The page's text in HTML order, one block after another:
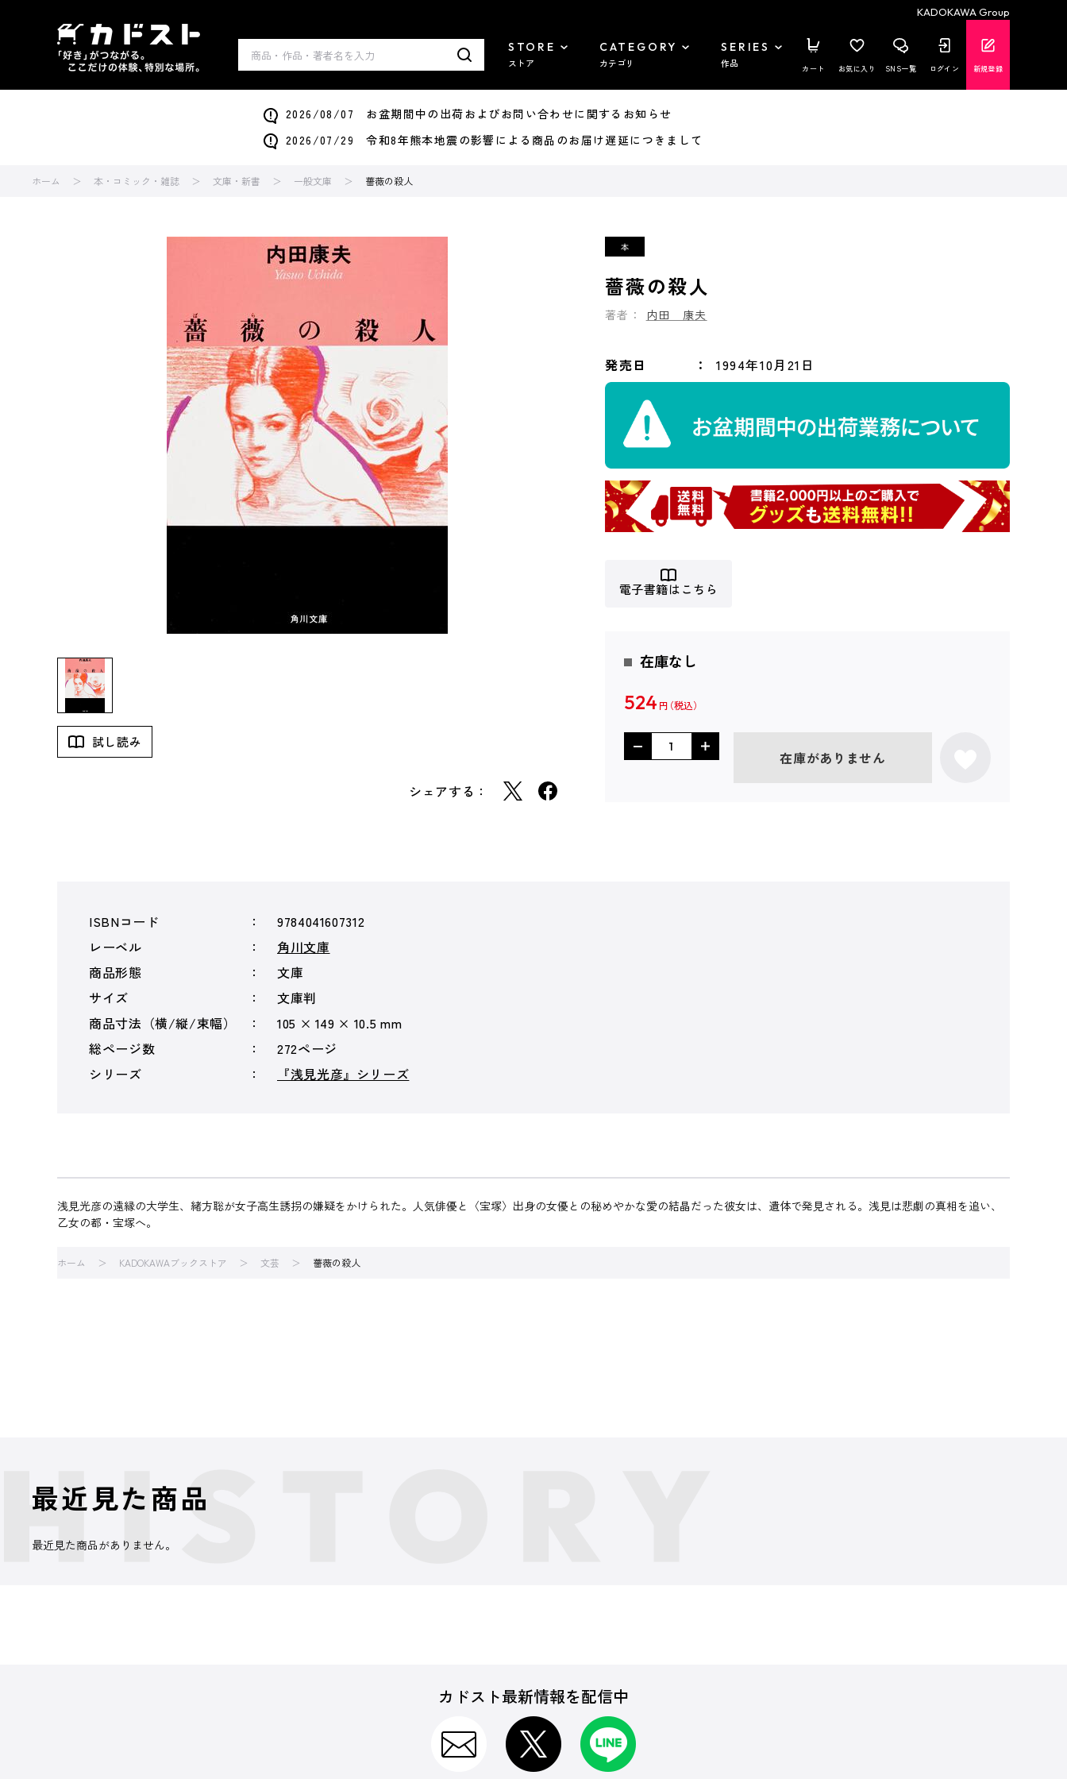
KADOKAWA Group
STORE
ストア
CATEGORY
カテゴリ
SERIES
作品 カート お気に入り SNS一覧 ログイン 新規登録
2026/08/07 お盆期間中の出荷およびお問い合わせに関するお知らせ
2026/07/29 令和8年熊本地震の影響による商品のお届け遅延につきまして
ホーム 本・コミック・雑誌 文庫・新書 一般文庫 薔薇の殺人
試し読み
シェアする：
薔薇の殺人
著者： 内田 康夫
発売日 1994年10月21日
電子書籍はこちら
在庫なし
524 円
在庫がありません
ISBNコード
9784041607312
レーベル
角川文庫
商品形態
文庫
サイズ
文庫判
商品寸法（横/縦/束幅）
105 × 149 × 10.5 mm
総ページ数
272ページ
シリーズ
『浅見光彦』シリーズ
浅見光彦の遠縁の大学生、緒方聡が女子高生誘拐の嫌疑をかけられた。人気俳優と〈宝塚〉出身の女優との秘めやかな愛の結晶だった彼女は、遺体で発見される。浅見は悲劇の真相を追い、
乙女の都・宝塚へ。
ホーム KADOKAWAブックストア 文芸 薔薇の殺人
最近見た商品
最近見た商品がありません。
カドスト最新情報を配信中